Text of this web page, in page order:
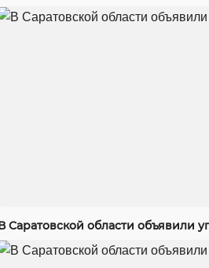
Саратовской области объявили